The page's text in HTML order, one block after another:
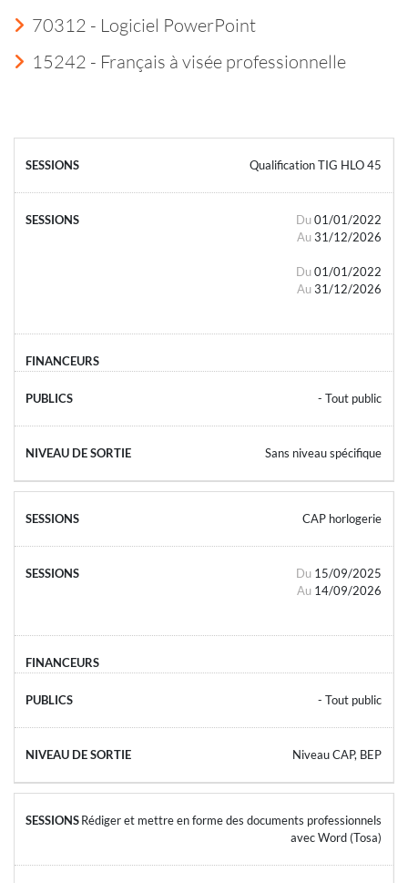
70312 - Logiciel PowerPoint
15242 - Français à visée professionnelle
Qualification TIG HLO 45
Du 01/01/2022
Au 31/12/2026
Du 01/01/2022
Au 31/12/2026
- Tout public
Sans niveau spécifique
CAP horlogerie
Du 15/09/2025
Au 14/09/2026
- Tout public
Niveau CAP, BEP
Rédiger et mettre en forme des documents professionnels
avec Word (Tosa)